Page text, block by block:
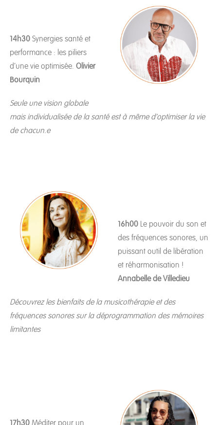
14h30 Synergies santé et
performance : les piliers
d’une vie optimisée. Olivier
Bourquin
Seule une vision globale
mais individualisée de la santé est à même d’optimiser la vie
de chacun.e
16h00 Le pouvoir du son et
des fréquences sonores, un
puissant outil de libération
et réharmonisation !
Annabelle de Villedieu
Découvrez les bienfaits de la musicothérapie et des
fréquences sonores sur la déprogrammation des mémoires
limitantes
17h30 Méditer pour un